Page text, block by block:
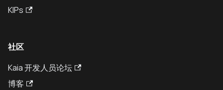
KIPs
社区
Kaia 开发人员论坛
博客